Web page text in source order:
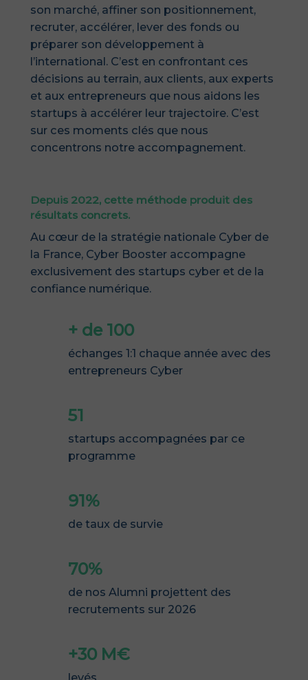
son marché, affiner son positionnement,
recruter, accélérer, lever des fonds ou
préparer son développement à
l’international. C’est en confrontant ces
décisions au terrain, aux clients, aux experts
et aux entrepreneurs que nous aidons les
startups à accélérer leur trajectoire. C’est
sur ces moments clés que nous
concentrons notre accompagnement.
Depuis 2022, cette méthode produit des
résultats concrets.
Au cœur de la stratégie nationale Cyber de
la France, Cyber Booster accompagne
exclusivement des startups cyber et de la
confiance numérique.
+ de 100
échanges 1:1 chaque année avec des
entrepreneurs Cyber
51
startups accompagnées par ce
programme
91%
de taux de survie
70%
de nos Alumni projettent des
recrutements sur 2026
+30 M€
levés